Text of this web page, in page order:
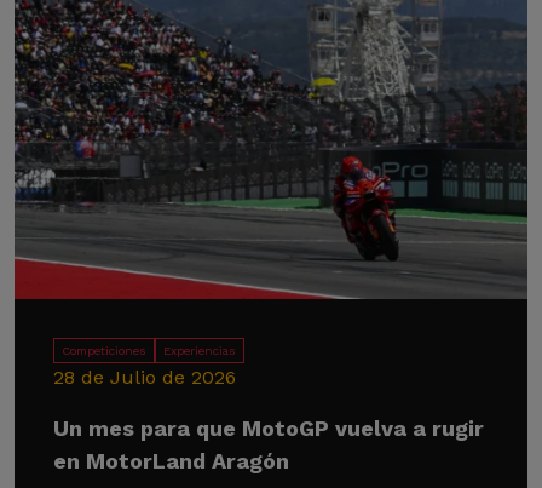
Competiciones Experiencias
28 de Julio de 2026
Un mes para que MotoGP vuelva a rugir
en MotorLand Aragón